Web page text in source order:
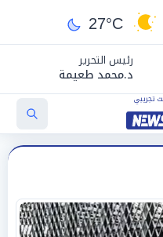
27°C
رئيس التحرير
د.محمد طعيمة